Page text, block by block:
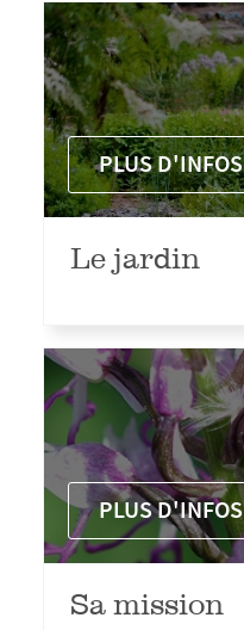
PLUS D'INFOS
Le jardin
PLUS D'INFOS
Sa mission